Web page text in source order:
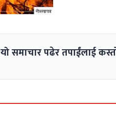
यो समाचार पढेर तपाईंलाई